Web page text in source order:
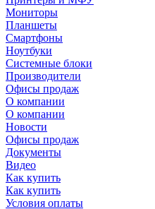
Мониторы
Планшеты
Смартфоны
Ноутбуки
Системные блоки
Производители
Офисы продаж
О компании
О компании
Новости
Офисы продаж
Документы
Видео
Как купить
Как купить
Условия оплаты